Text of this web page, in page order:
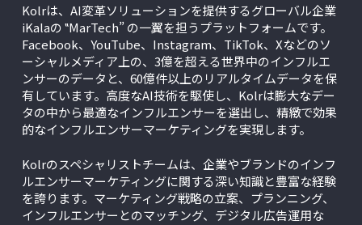
Kolrは、AI変革ソリューションを提供するグローバル企業
iKalaの ‟MarTech” の一翼を担うプラットフォームです。
Facebook、YouTube、Instagram、TikTok、Xなどのソ
ーシャルメディア上の、3億を超える世界中のインフルエ
ンサーのデータと、60億件以上のリアルタイムデータを保
有しています。高度なAI技術を駆使し、Kolrは膨大なデー
タの中から最適なインフルエンサーを選出し、精緻で効果
的なインフルエンサーマーケティングを実現します。
Kolrのスペシャリストチームは、企業やブランドのインフ
ルエンサーマーケティングに関する深い知識と豊富な経験
を誇ります。マーケティング戦略の立案、プランニング、
インフルエンサーとのマッチング、デジタル広告運用な